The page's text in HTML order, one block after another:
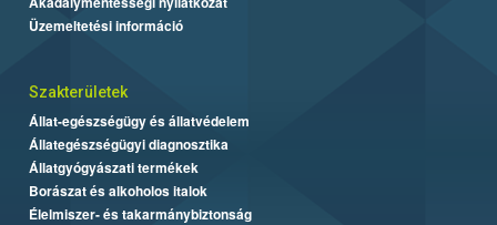
Üzemeltetési információ
Szakterületek
Állat-egészségügy és állatvédelem
Állategészségügyi diagnosztika
Állatgyógyászati termékek
Borászat és alkoholos italok
Élelmiszer- és takarmánybiztonság